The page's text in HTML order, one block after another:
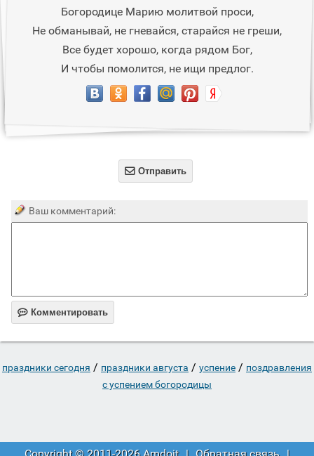
Богородице Марию молитвой проси,
Не обманывай, не гневайся, старайся не греши,
Все будет хорошо, когда рядом Бог,
И чтобы помолится, не ищи предлог.
 Отправить
Ваш комментарий:
 Комментировать
праздники сегодня / праздники августа / успение / поздравления
с успением богородицы